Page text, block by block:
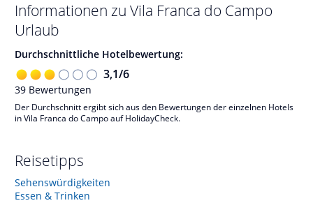
Informationen zu Vila Franca do Campo
Urlaub
Durchschnittliche Hotelbewertung:
3,1/6
39 Bewertungen
Der Durchschnitt ergibt sich aus den Bewertungen der einzelnen Hotels
in Vila Franca do Campo auf HolidayCheck.
Reisetipps
Sehenswürdigkeiten
Essen & Trinken